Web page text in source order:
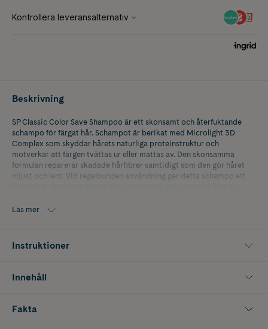
Beskrivning
SP Classic Color Save Shampoo är ett skonsamt och återfuktande
schampo för färgat hår. Schampot är berikat med Microlight 3D
Complex som skyddar hårets naturliga proteinstruktur och
motverkar att färgen tvättas ur eller mattas av. Den skonsamma
formulan reparerar skadade hårfibrer samtidigt som den gör håret
mjukt och lent. Vid regelbunden användning ger detta schampo ett
Conditioner och Color Save Mask för bästa resultat.
Läs mer
Instruktioner
Innehåll
Fakta